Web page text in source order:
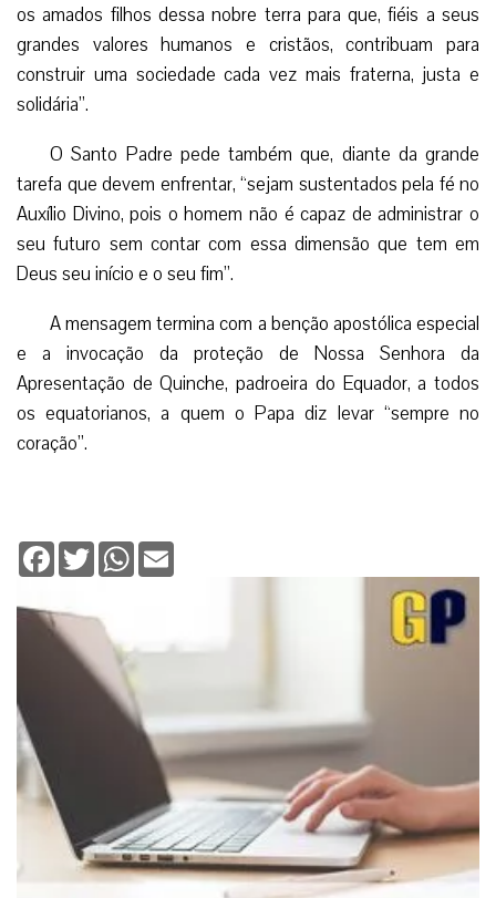
os amados filhos dessa nobre terra para que, fiéis a seus
grandes valores humanos e cristãos, contribuam para
construir uma sociedade cada vez mais fraterna, justa e
solidária”.
O Santo Padre pede também que, diante da grande
tarefa que devem enfrentar, “sejam sustentados pela fé no
Auxílio Divino, pois o homem não é capaz de administrar o
seu futuro sem contar com essa dimensão que tem em
Deus seu início e o seu fim”.
A mensagem termina com a benção apostólica especial
e a invocação da proteção de Nossa Senhora da
Apresentação de Quinche, padroeira do Equador, a todos
os equatorianos, a quem o Papa diz levar “sempre no
coração”.
Facebook
TwitterWhatsApp